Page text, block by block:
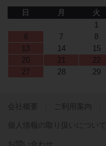
日
月 火
1
6
7 8
13
14 15
20
21 22
27
28 29
会社概要 ご利用案内
個人情報の取り扱いについて
お問い合わせ